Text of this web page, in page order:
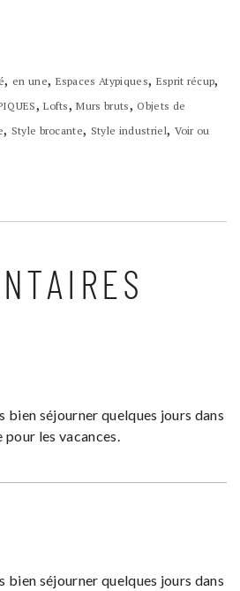
, en une, Espaces Atypiques, Esprit récup,
,Lofts,Murs bruts, Objets de
, Style brocante, Style industriel, Voir ou
bien séjourner quelques jours dans
les vacances.
bien séjourner quelques jours dans